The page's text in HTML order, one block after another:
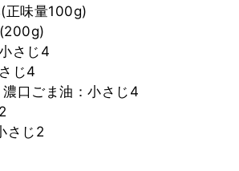
正味量100g)
(200g)
さじ4
じ4
口ごま油：小さじ4
さじ2